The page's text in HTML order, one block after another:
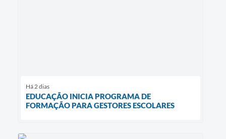
Há 2 dias
EDUCAÇÃO INICIA PROGRAMA DE
FORMAÇÃO PARA GESTORES ESCOLARES